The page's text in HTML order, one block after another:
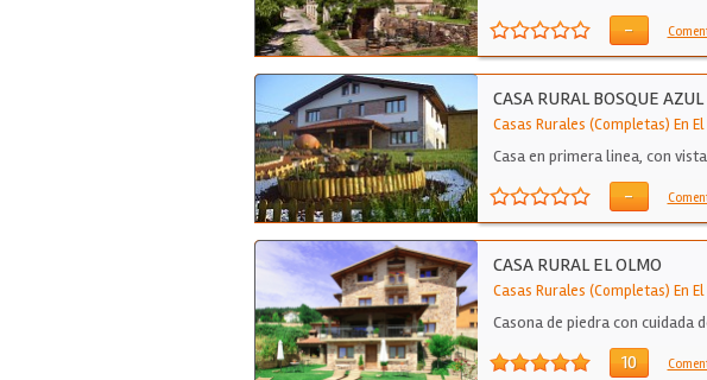
-
CASA RURAL BOSQUE AZUL
Casas Rurales (Completas) En
Casa en primera linea, con
-
CASA RURAL EL OLMO
Casas Rurales (Completas) En
Casona de piedra con cuidada
10